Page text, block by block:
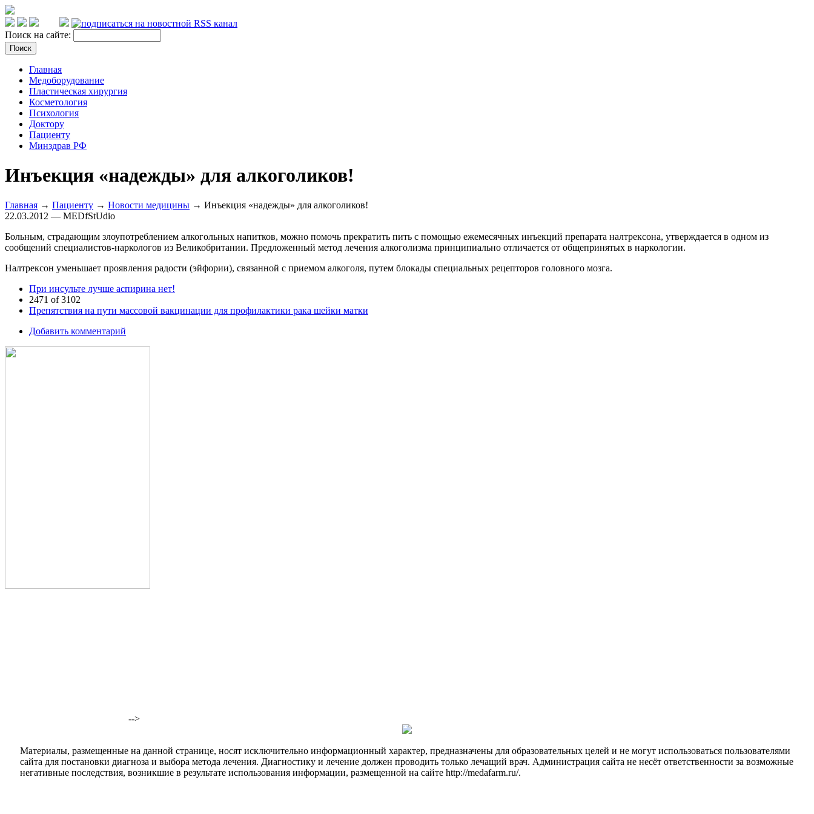
Поиск на сайте:
Главная
Медоборудование
Пластическая хирургия
Косметология
Психология
Доктору
Пациенту
Минздрав РФ
Инъекция «надежды» для алкоголиков!
Главная → Пациенту → Новости медицины → Инъекция «надежды» для алкоголиков!
22.03.2012 — MEDfStUdio
Больным, страдающим злоупотреблением алкогольных напитков, можно помочь прекратить пить с помощью ежемесячных инъекций препарата налтрексона, утверждается в одном из
сообщений специалистов-наркологов из Великобритании. Предложенный метод лечения алкоголизма принципиально отличается от общепринятых в наркологии.
Налтрексон уменьшает проявления радости (эйфории), связанной с приемом алкоголя, путем блокады специальных рецепторов головного мозга.
При инсульте лучше аспирина нет!
2471 of 3102
Препятствия на пути массовой вакцинации для профилактики рака шейки матки
Добавить комментарий
-->
Материалы, размещенные на данной странице, носят исключительно информационный характер, предназначены для образовательных целей и не могут использоваться пользователями
сайта для постановки диагноза и выбора метода лечения. Диагностику и лечение должен проводить только лечащий врач. Администрация сайта не несёт ответственности за возможные
негативные последствия, возникшие в результате использования информации, размещенной на сайте http://medafarm.ru/.